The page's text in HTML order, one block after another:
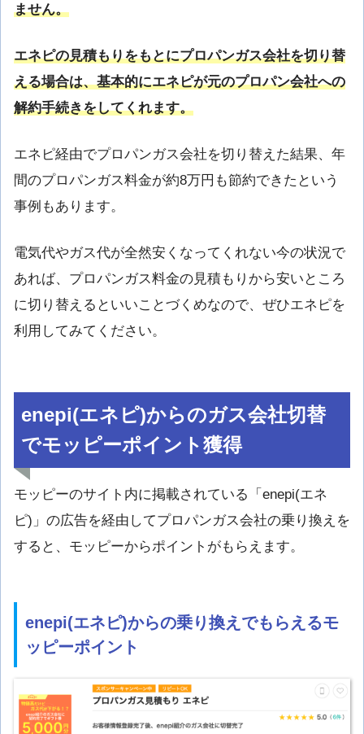
ません。
エネピの見積もりをもとにプロパンガス会社を切り替
える場合は、基本的にエネピが元のプロパン会社への
解約手続きをしてくれます。
エネピ経由でプロパンガス会社を切り替えた結果、年
間のプロパンガス料金が約8万円も節約できたという
事例もあります。
電気代やガス代が全然安くなってくれない今の状況で
あれば、プロパンガス料金の見積もりから安いところ
に切り替えるといいことづくめなので、ぜひエネピを
利用してみてください。
enepi(エネピ)からのガス会社切替
でモッピーポイント獲得
モッピーのサイト内に掲載されている「enepi(エネ
ピ)」の広告を経由してプロパンガス会社の乗り換えを
すると、モッピーからポイントがもらえます。
enepi(エネピ)からの乗り換えでもらえるモ
ッピーポイント